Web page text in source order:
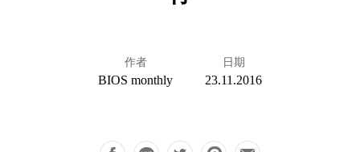
作者
BIOS monthly
日期
23.11.2016